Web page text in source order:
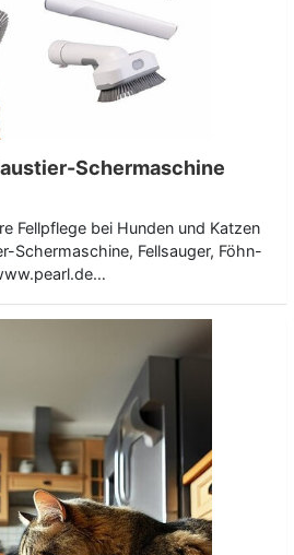
Schermaschine
Fellpflege bei Hunden und Katzen
Schermaschine, Fellsauger, Föhn-